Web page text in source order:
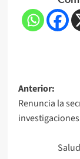
Anterior:
Renuncia la